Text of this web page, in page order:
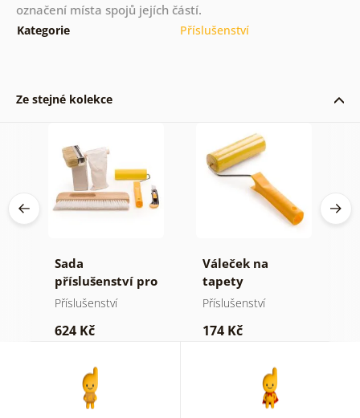
označení místa spojů jejích částí.
Kategorie Příslušenství
Ze stejné kolekce
Sada
příslušenství pro
fototapety
Příslušenství
624 Kč
Váleček na
tapety
Příslušenství
174 Kč